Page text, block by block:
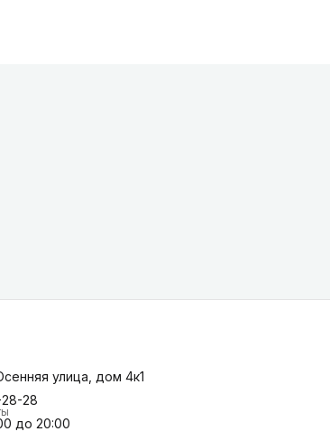
улица, дом 4к1
28
до 20:00